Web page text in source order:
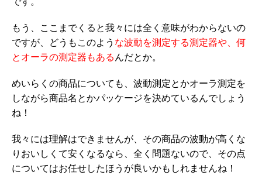
もう、ここまでくると我々には全く意味がわからないの
ですが、どうもこのよう な波動を測定する測定器や、何
とオーラの測定器もあるんだとか。
めいらくの商品についても、波動測定とかオーラ測定を
しながら商品名とかパッケージを決めているんでしょう
ね！
我々には理解はできませんが、その商品の波動が高くな
りおいしくて安くなるなら、全く問題ないので、その点
についてはお任せしたほうが良いかもしれませんね！